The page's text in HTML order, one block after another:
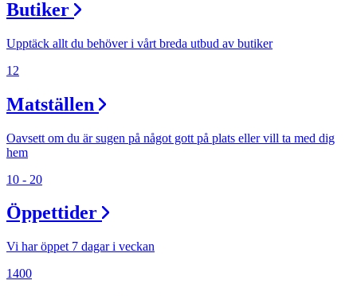
Magasin
Presentkort
Butiker
Upptäck allt du behöver i vårt breda utbud av butiker
12
Matställen
Oavsett om du är sugen på något gott på plats eller vill ta med dig
hem
10 - 20
Öppettider
Vi har öppet 7 dagar i veckan
1400